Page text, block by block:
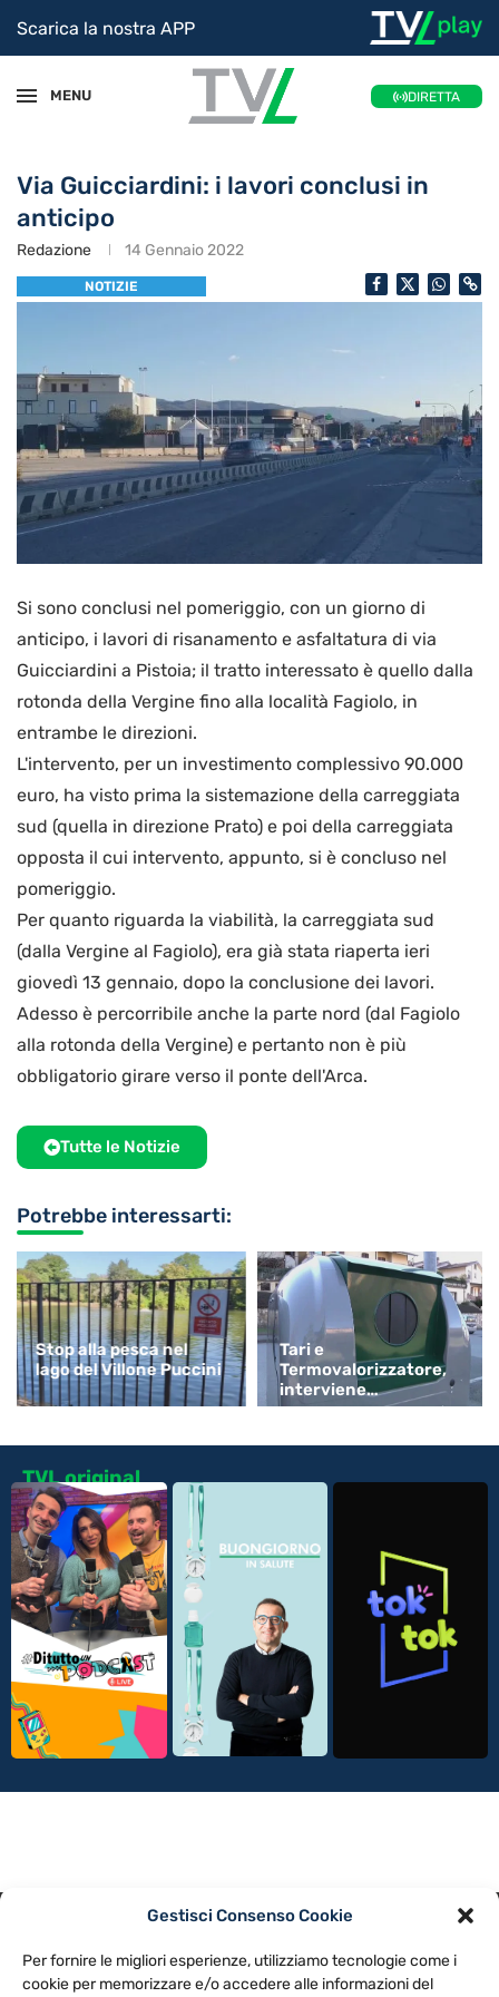
Gestisci Consenso Cookie
Per fornire le migliori esperienze, utilizziamo tecnologie come i
cookie per memorizzare e/o accedere alle informazioni del
Scarica la nostra APP
MENU DIRETTA
Via Guicciardini: i lavori conclusi in
anticipo
Redazione 14 Gennaio 2022
NOTIZIE
Si sono conclusi nel pomeriggio, con un giorno di
anticipo, i lavori di risanamento e asfaltatura di via
Guicciardini a Pistoia; il tratto interessato è quello dalla
rotonda della Vergine fino alla località Fagiolo, in
entrambe le direzioni.
L'intervento, per un investimento complessivo 90.000
euro, ha visto prima la sistemazione della carreggiata
sud (quella in direzione Prato) e poi della carreggiata
opposta il cui intervento, appunto, si è concluso nel
pomeriggio.
Per quanto riguarda la viabilità, la carreggiata sud
(dalla Vergine al Fagiolo), era già stata riaperta ieri
giovedì 13 gennaio, dopo la conclusione dei lavori.
Adesso è percorribile anche la parte nord (dal Fagiolo
alla rotonda della Vergine) e pertanto non è più
obbligatorio girare verso il ponte dell'Arca.
Tutte le Notizie
Potrebbe interessarti:
Stop alla pesca nel
lago del Villone Puccini
Tari e
Termovalorizzatore,
interviene
Confartigianato
TVL original
NOTE LEGALI
CONTATTACI PREFERENZE